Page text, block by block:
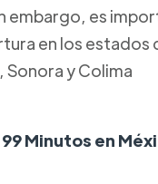
embargo, es
en los estados
Sonora y Colima
Minutos en